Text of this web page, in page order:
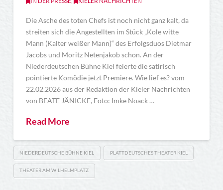
Die Asche des toten Chefs ist noch nicht ganz kalt, da
streiten sich die Angestellten im Stück „Kole witte
Mann (Kalter weißer Mann)“ des Erfolgsduos Dietmar
Jacobs und Moritz Netenjakob schon. An der
Niederdeutschen Bühne Kiel feierte die satirisch
pointierte Komödie jetzt Premiere. Wie lief es? vom
22.02.2026 aus der Redaktion der Kieler Nachrichten
von BEATE JÄNICKE, Foto: Imke Noack …
Read More
NIEDERDEUTSCHE BÜHNE KIEL PLATTDEUTSCHES THEATER KIEL
THEATER AM WILHELMPLATZ